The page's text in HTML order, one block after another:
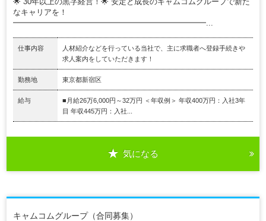
なキャリアを！
━━━━━━━━━━━━━━━━━━━━━━━━━...
仕事内容
人材紹介などを行っている当社で、主に求職者へ登録手続きや
求人案内をしていただきます！
勤務地 東京都新宿区
給与
■月給26万6,000円～32万円 ＜年収例＞ 年収400万円：入社3年
目 年収445万円：入社...
気になる
キャムコムグループ（合同募集）